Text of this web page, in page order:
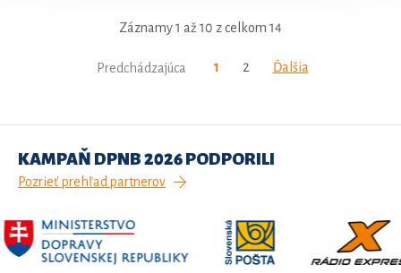
Záznamy 1 až 10 z celkom 14
Predchádzajúca 1 2 Ďalšia
KAMPAŇ DPNB 2026 PODPORILI
Pozrieť prehľad partnerov